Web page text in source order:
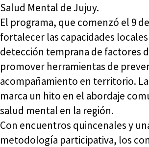
Salud Mental de Jujuy.
El programa, que comenzó el 9
fortalecer las capacidades
detección temprana de factores
promover herramientas de
acompañamiento en territorio.
marca un hito en el abordaje
salud mental en la región.
Con encuentros quincenales y
metodología participativa, los